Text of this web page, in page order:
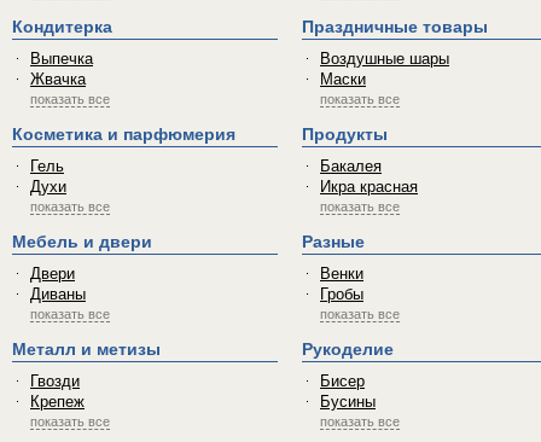
Кондитерка
Выпечка
Жвачка
показать все
Косметика и парфюмерия
Гель
Духи
показать все
Мебель и двери
Двери
Диваны
показать все
Металл и метизы
Гвозди
Крепеж
показать все
Праздничные товары
Воздушные шары
Маски
показать все
Продукты
Бакалея
Икра красная
показать все
Разные
Венки
Гробы
показать все
Рукоделие
Бисер
Бусины
показать все